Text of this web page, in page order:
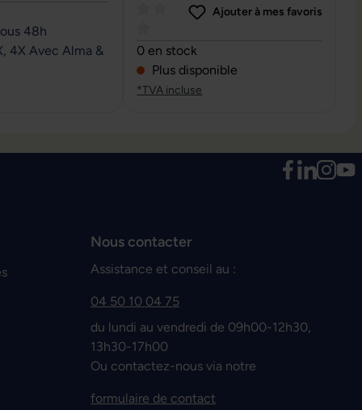
de 0 sur 5 étoiles
48h
4X Avec Alma &
Note moyenne de 0 sur 5 étoiles
Ajouter à mes favoris
0 en stock
Plus disponible
*TVA incluse
Nous contacter
Assistance et conseil au :
04 50 10 04 75
du lundi au vendredi de 09h00-12h30,
13h30-17h00
Ou contactez-nous via notre
formulaire de contact